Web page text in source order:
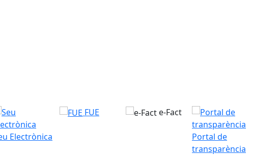
Electrònica
FUE e-Fact
Portal de
transparència